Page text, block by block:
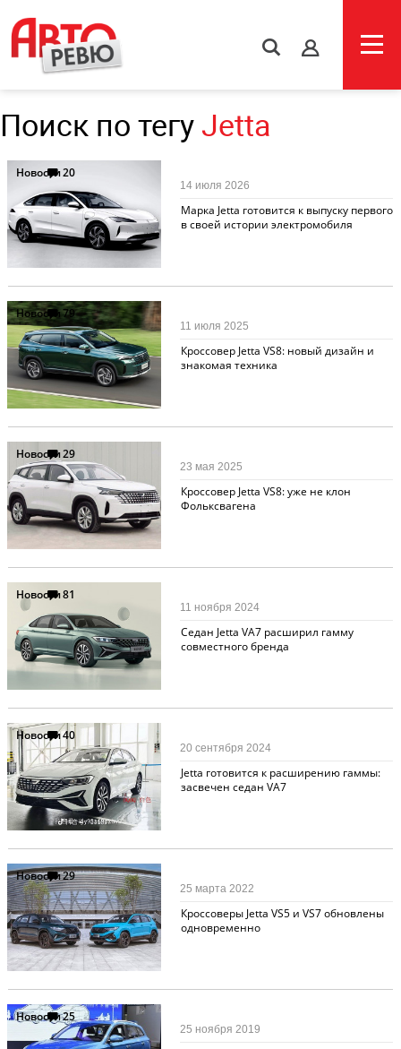
s
Поиск по тегу Jetta
Новости20
Марка Jetta готовится к выпуску первого
в своей истории электромобиля
14 июля 2026
Новости79
Кроссовер Jetta VS8: новый дизайн и
знакомая техника
11 июля 2025
Новости29
Кроссовер Jetta VS8: уже не клон
Фольксвагена
23 мая 2025
Новости81
Седан Jetta VA7 расширил гамму
совместного бренда
11 ноября 2024
Новости40
Jetta готовится к расширению гаммы:
засвечен седан VA7
20 сентября 2024
Новости29
Кроссоверы Jetta VS5 и VS7 обновлены
одновременно
25 марта 2022
Новости25
25 ноября 2019